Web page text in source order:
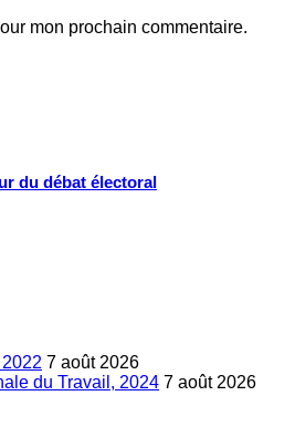
du débat électoral
mon prochain commentaire.
7 août 2026
du Travail, 2024 7 août 2026